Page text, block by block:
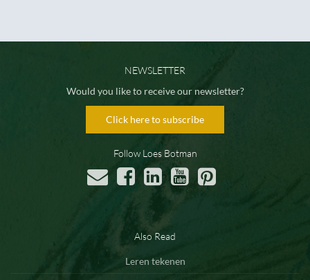
NEWSLETTER
Would you like to receive our newsletter?
Click here to subscribe
Follow Loes Botman
Also Read
Leren tekenen